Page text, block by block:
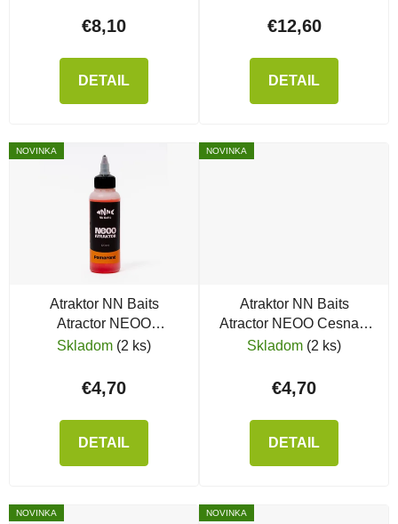
€8,10
DETAIL
€12,60
DETAIL
NOVINKA
Atraktor NN Baits
Atractor NEOO
Pomaranč, 120 ml
Skladom (2 ks)
€4,70
DETAIL
NOVINKA
Atraktor NN Baits
Atractor NEOO Cesnak,
120 ml
Skladom (2 ks)
€4,70
DETAIL
NOVINKA NOVINKA